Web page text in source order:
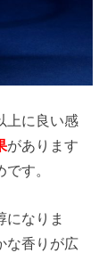
上に良い感
があります
す。
になりま
な香りが広